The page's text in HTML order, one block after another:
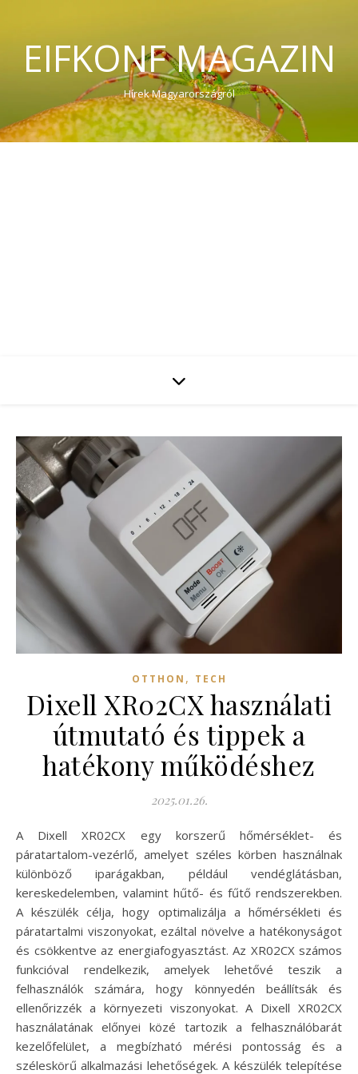
EIFKONF MAGAZIN
Hírek Magyarországról
OTTHON , TECH
Dixell XR02CX használati
útmutató és tippek a
hatékony működéshez
2025.01.26.
A Dixell XR02CX egy korszerű hőmérséklet- és
páratartalom-vezérlő, amelyet széles körben használnak
különböző iparágakban, például vendéglátásban,
kereskedelemben, valamint hűtő- és fűtő rendszerekben.
A készülék célja, hogy optimalizálja a hőmérsékleti és
páratartalmi viszonyokat, ezáltal növelve a hatékonyságot
és csökkentve az energiafogyasztást. Az XR02CX számos
funkcióval rendelkezik, amelyek lehetővé teszik a
felhasználók számára, hogy könnyedén beállítsák és
ellenőrizzék a környezeti viszonyokat. A Dixell XR02CX
használatának előnyei közé tartozik a felhasználóbarát
kezelőfelület, a megbízható mérési pontosság és a
széleskörű alkalmazási lehetőségek. A készülék telepítése